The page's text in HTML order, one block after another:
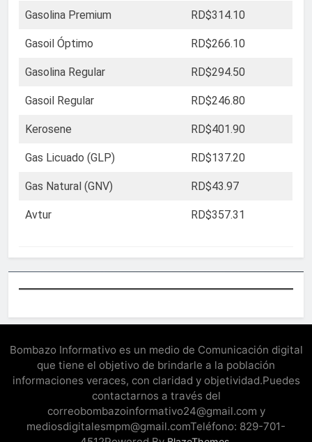
Gasolina Premium
RD$314.10
Gasoil Óptimo RD$266.10
Gasolina Regular RD$294.50
Gasoil Regular RD$246.80
Kerosene RD$401.90
Gas Licuado (GLP) RD$137.20
Gas Natural (GNV) RD$43.97
Avtur RD$357.31
Bombazo Informativo es un medio de Comunicación digital
que tiene el objetivo de brindarle a la población
informaciones veraces, con claridad y objetividad.Puedes
contactarnos a través del
correobombazoinformativo24@gmail.com y
mediosdigitalesmpm@gmail.comTeléfono: 829-701-